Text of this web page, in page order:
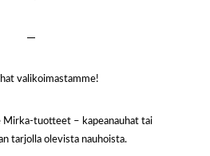
valikoimastamme!
tuotteet – kapeanauhat tai
tarjolla olevista nauhoista.